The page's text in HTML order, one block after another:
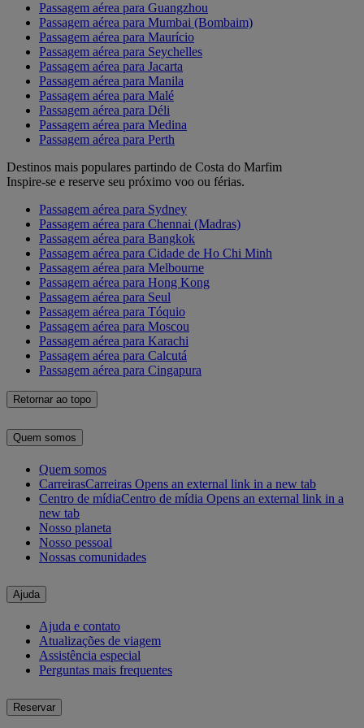
Passagem aérea para Guangzhou
Passagem aérea para Mumbai (Bombaim)
Passagem aérea para Maurício
Passagem aérea para Seychelles
Passagem aérea para Jacarta
Passagem aérea para Manila
Passagem aérea para Malé
Passagem aérea para Déli
Passagem aérea para Medina
Passagem aérea para Perth
Destinos mais populares partindo de Costa do Marfim
Inspire-se e reserve seu próximo voo ou férias.
Passagem aérea para Sydney
Passagem aérea para Chennai (Madras)
Passagem aérea para Bangkok
Passagem aérea para Cidade de Ho Chi Minh
Passagem aérea para Melbourne
Passagem aérea para Hong Kong
Passagem aérea para Seul
Passagem aérea para Tóquio
Passagem aérea para Moscou
Passagem aérea para Karachi
Passagem aérea para Calcutá
Passagem aérea para Cingapura
Retornar ao topo
Quem somos
Quem somos
CarreirasCarreiras Opens an external link in a new tab
Centro de mídiaCentro de mídia Opens an external link in a
new tab
Nosso planeta
Nosso pessoal
Nossas comunidades
Ajuda
Ajuda e contato
Atualizações de viagem
Assistência especial
Perguntas mais frequentes
Reservar